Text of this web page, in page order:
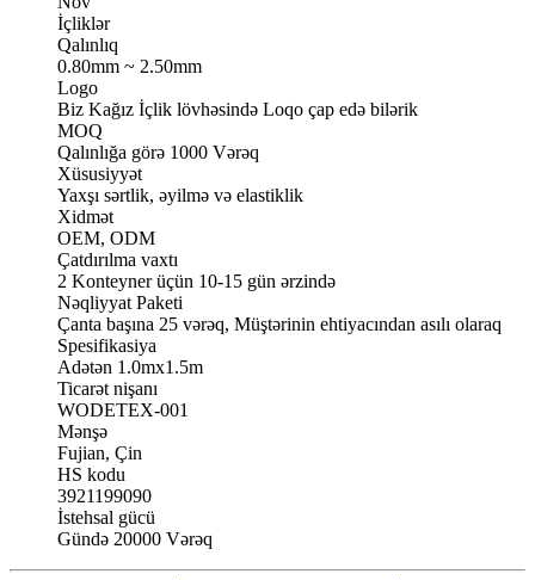
İçliklər
Qalınlıq
0.80mm ~ 2.50mm
Logo
Biz Kağız İçlik lövhəsində Loqo çap edə bilərik
MOQ
Qalınlığa görə 1000 Vərəq
Xüsusiyyət
Yaxşı sərtlik, əyilmə və elastiklik
Xidmət
OEM, ODM
Çatdırılma vaxtı
2 Konteyner üçün 10-15 gün ərzində
Nəqliyyat Paketi
Çanta başına 25 vərəq, Müştərinin ehtiyacından asılı olaraq
Spesifikasiya
Adətən 1.0mx1.5m
Ticarət nişanı
WODETEX-001
Mənşə
Fujian, Çin
HS kodu
3921199090
İstehsal gücü
Gündə 20000 Vərəq